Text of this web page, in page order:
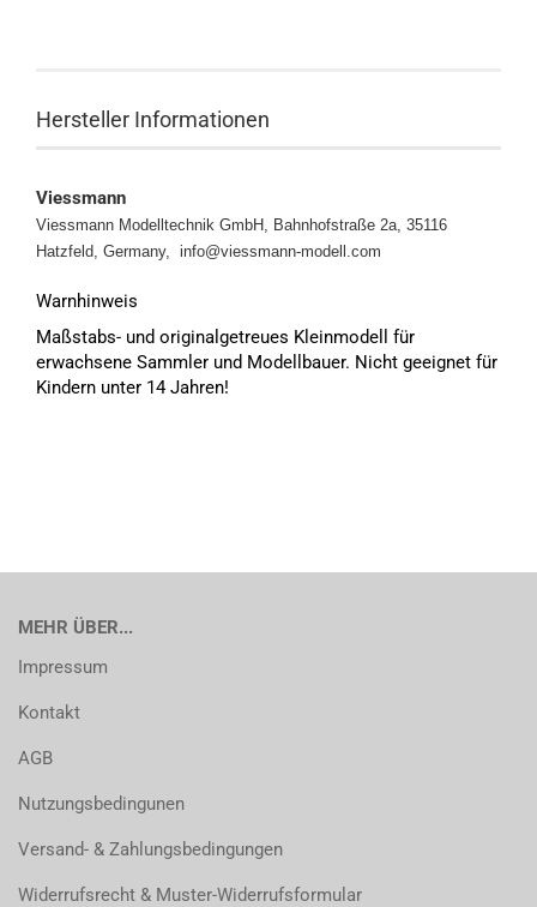
Hersteller Informationen
Viessmann
Viessmann Modelltechnik GmbH, Bahnhofstraße 2a, 35116
Hatzfeld, Germany, info@viessmann-modell.com
Warnhinweis
Maßstabs- und originalgetreues Kleinmodell für
erwachsene Sammler und Modellbauer. Nicht geeignet für
Kindern unter 14 Jahren!
MEHR ÜBER...
Impressum
Kontakt
AGB
Nutzungsbedingunen
Versand- & Zahlungsbedingungen
Widerrufsrecht & Muster-Widerrufsformular